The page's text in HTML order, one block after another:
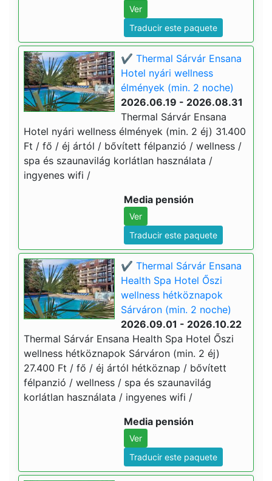
Ver
Traducir este paquete
✔️ Thermal Sárvár Ensana
Hotel nyári wellness
élmények (min. 2 noche)
2026.06.19 - 2026.08.31
Thermal Sárvár Ensana
Hotel nyári wellness élmények (min. 2 éj) 31.400
Ft / fő / éj ártól / bővített félpanzió / wellness /
spa és szaunavilág korlátlan használata /
ingyenes wifi /
Media pensión
Ver
Traducir este paquete
✔️ Thermal Sárvár Ensana
Health Spa Hotel Őszi
wellness hétköznapok
Sárváron (min. 2 noche)
2026.09.01 - 2026.10.22
Thermal Sárvár Ensana Health Spa Hotel Őszi
wellness hétköznapok Sárváron (min. 2 éj)
27.400 Ft / fő / éj ártól hétköznap / bővített
félpanzió / wellness / spa és szaunavilág
korlátlan használata / ingyenes wifi /
Media pensión
Ver
Traducir este paquete